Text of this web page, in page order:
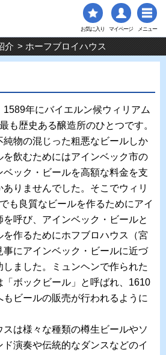
お気に入り マイページ メニュー
介 > ホーフブロイハウス
年にバイエルン候ウィリアム
も歴史ある醸造所のひとつです。
純物の混じった粗悪なビールしか
を飲むためにはアインベック市の
ベック・ビールを高額な料金を支
りませんでした。そこでウィリ
も良質なビールを作るためにアイ
呼び、アインベック・ビールと
を作るためにホフブロハウス（宮
にアインベック・ビールに近づ
しました。ミュンヘンで作られた
「ボックビール」と呼ばれ、1610
ビールの販売が行われるように
は様々な種類の樽生ビールやソ
演奏や伝統的なダンスなどのイ